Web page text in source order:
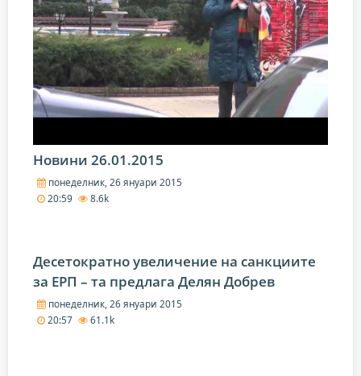
Новини 26.01.2015
понеделник, 26 януари 2015
20:59
8.6k
Десетократно увеличение на санкциите
за ЕРП – та предлага Делян Добрев
понеделник, 26 януари 2015
20:57
61.1k